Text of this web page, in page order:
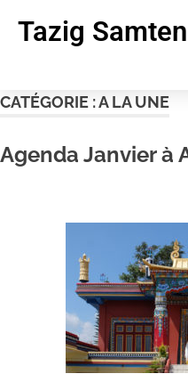
Tazig
CATÉGORIE :A LA UNE
Agenda Janvier à